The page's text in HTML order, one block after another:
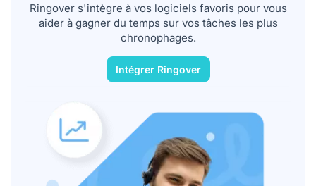
Ringover s'intègre à vos logiciels favoris pour vous
aider à gagner du temps sur vos tâches les plus
chronophages.
Intégrer Ringover